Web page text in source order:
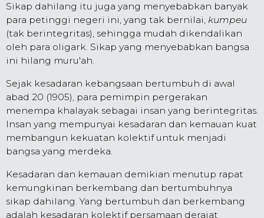
Sikap dahilang itu juga yang menyebabkan banyak
para petinggi negeri ini, yang tak bernilai, kumpeu
(tak berintegritas), sehingga mudah dikendalikan
oleh para oligark. Sikap yang menyebabkan bangsa
ini hilang muru'ah.
Sejak kesadaran kebangsaan bertumbuh di awal
abad 20 (1905), para pemimpin pergerakan
menempa khalayak sebagai insan yang berintegritas.
Insan yang mempunyai kesadaran dan kemauan kuat
membangun kekuatan kolektif untuk menjadi
bangsa yang merdeka.
Kesadaran dan kemauan demikian menutup rapat
kemungkinan berkembang dan bertumbuhnya
sikap dahilang. Yang bertumbuh dan berkembang
adalah kesadaran kolektif persamaan derajat